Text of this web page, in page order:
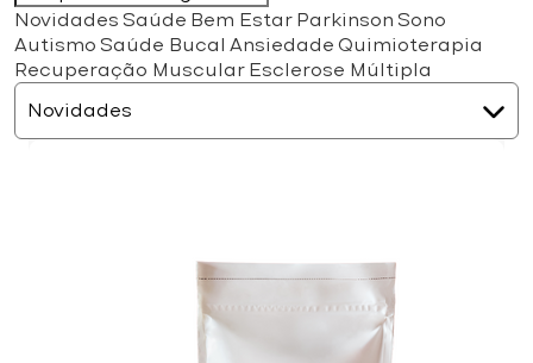
Novidades Saúde Bem Estar Parkinson Sono
Autismo Saúde Bucal Ansiedade Quimioterapia
Recuperação Muscular Esclerose Múltipla